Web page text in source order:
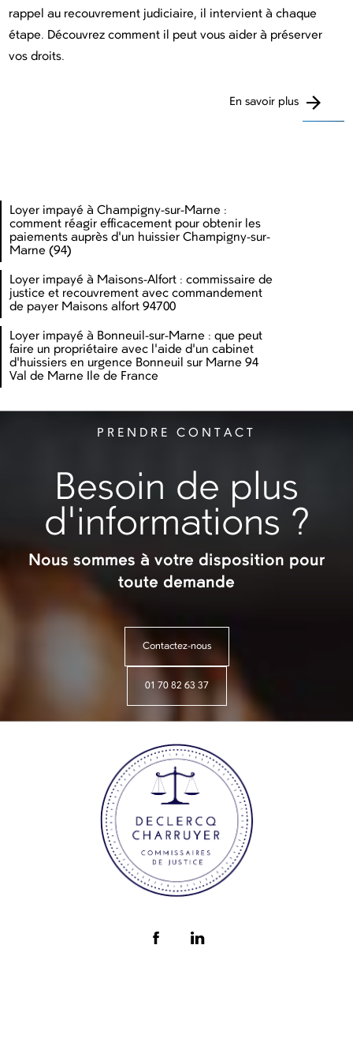
rappel au recouvrement judiciaire, il intervient à chaque
étape. Découvrez comment il peut vous aider à préserver
vos droits.
En savoir plus
Loyer impayé à Champigny-sur-Marne :
comment réagir efficacement pour obtenir les
paiements auprès d'un huissier Champigny-sur-
Marne (94)
Loyer impayé à Maisons-Alfort : commissaire de
justice et recouvrement avec commandement
de payer Maisons alfort 94700
Loyer impayé à Bonneuil-sur-Marne : que peut
faire un propriétaire avec l'aide d'un cabinet
d'huissiers en urgence Bonneuil sur Marne 94
Val de Marne Ile de France
PRENDRE CONTACT
Besoin de plus
d'informations ?
Nous sommes à votre disposition pour
toute demande
Contactez-nous
01 70 82 63 37